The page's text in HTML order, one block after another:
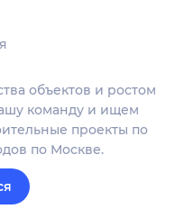
объектов и ростом
команду и ищем
проекты по
по Москве.